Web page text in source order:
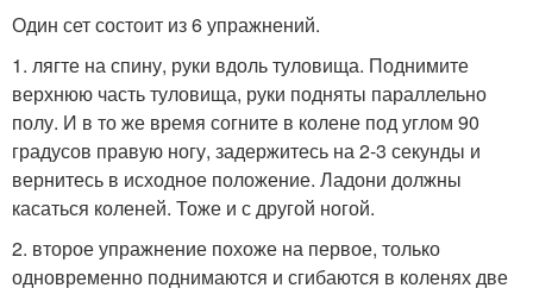
Один сет состоит из 6 упражнений.
1. лягте на спину, руки вдоль туловища. Поднимите
верхнюю часть туловища, руки подняты параллельно
полу. И в то же время согните в колене под углом 90
градусов правую ногу, задержитесь на 2-3 секунды и
вернитесь в исходное положение. Ладони должны
касаться коленей. Тоже и с другой ногой.
2. второе упражнение похоже на первое, только
одновременно поднимаются и сгибаются в коленях две